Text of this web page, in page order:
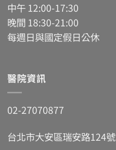
中午 12:00-17:30
晚間 18:30-21:00
每週日與國定假日公休
醫院資訊
02-27070877
台北市大安區瑞安路124號